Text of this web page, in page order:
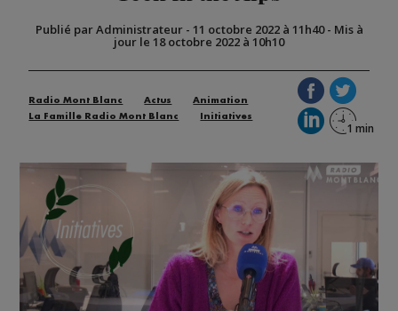
Publié par Administrateur- 11 octobre 2022 à 11h40- Mis à
jour le 18 octobre 2022 à 10h10
Radio Mont Blanc Actus
Animation
La Famille Radio Mont Blanc
Initiatives